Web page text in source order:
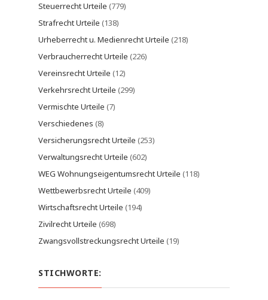
Steuerrecht Urteile (779)
Strafrecht Urteile (138)
Urheberrecht u. Medienrecht Urteile (218)
Verbraucherrecht Urteile (226)
Vereinsrecht Urteile (12)
Verkehrsrecht Urteile (299)
Vermischte Urteile (7)
Verschiedenes (8)
Versicherungsrecht Urteile (253)
Verwaltungsrecht Urteile (602)
WEG Wohnungseigentumsrecht Urteile (118)
Wettbewerbsrecht Urteile (409)
Wirtschaftsrecht Urteile (194)
Zivilrecht Urteile (698)
Zwangsvollstreckungsrecht Urteile (19)
STICHWORTE: